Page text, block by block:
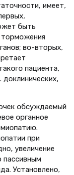
имеет,
быть
торможения
во-вторых,
пациента,
доклинических,
обсуждаемый
органное
при
увеличение
пассивным
Установлено,